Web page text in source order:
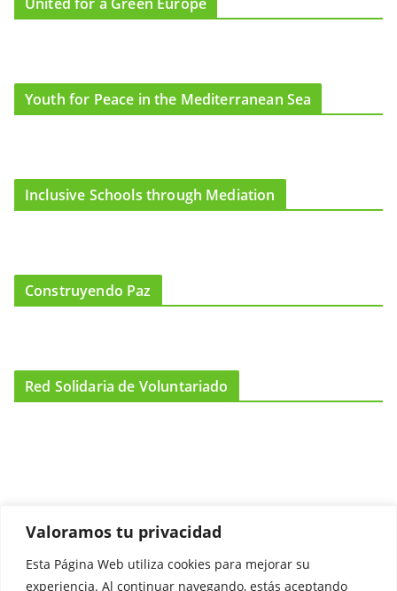
Valoramos tu privacidad
Esta Página Web utiliza cookies para mejorar su
experiencia. Al continuar navegando, estás aceptando
Youth for Peace in the Mediterranean Sea
Inclusive Schools through Mediation
Construyendo Paz
Red Solidaria de Voluntariado
Promociónate